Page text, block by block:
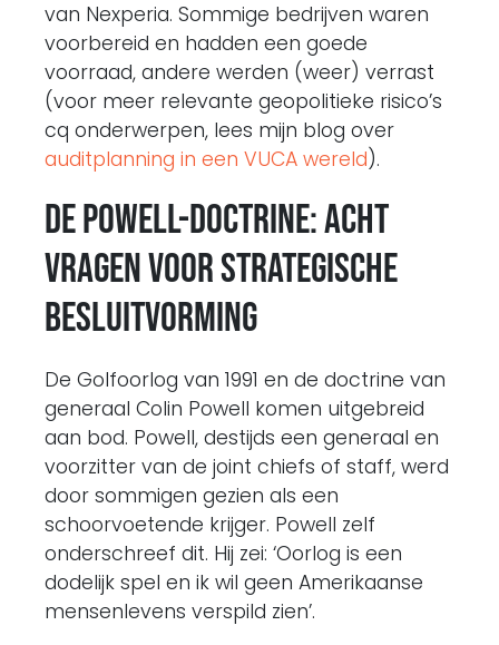
van Nexperia. Sommige bedrijven waren
voorbereid en hadden een goede
voorraad, andere werden (weer) verrast
(voor meer relevante geopolitieke risico’s
cq onderwerpen, lees mijn blog over
auditplanning in een VUCA wereld).
De Powell-doctrine: acht
vragen voor strategische
besluitvorming
De Golfoorlog van 1991 en de doctrine van
generaal Colin Powell komen uitgebreid
aan bod. Powell, destijds een generaal en
voorzitter van de joint chiefs of staff, werd
door sommigen gezien als een
schoorvoetende krijger. Powell zelf
onderschreef dit. Hij zei: ‘Oorlog is een
dodelijk spel en ik wil geen Amerikaanse
mensenlevens verspild zien’.